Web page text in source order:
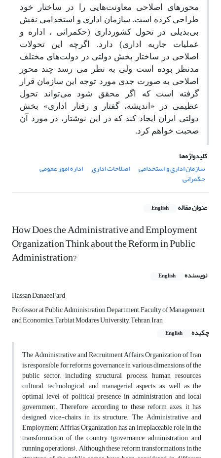
محورهای اصلاحی معاونت‌هایی را در ساختار خود
طراحی کرده است. سازمان اداری و استخدامی نقش
بی‌بدیلی در تحول کشورداری (حکمرانی ، اداره و
عملیات جاریه اداری) دارد. اگرچه این تحولات
اصلاحی در ساختار بخش دولتی در دولت‌های مختلف
مدنظر بوده است ولی به نظر می رسد چند محور
اصلاحی به صورت جدی مورد توجه این سازمان قرار
گرفته است که اگر محقق شود می‌تواند تحول
عظیمی در «اندیشه، گفتار و رفتار اداری» بخش
دولتی ایران ایجاد کند که در این نوشتار، در مورد آن
صحبت خواهم کرد.
کلیدواژه‌ها
سازمان اداری و استخدامی
اصلاحات اداری اداره امور عمومی
حکمرانی
عنوان مقاله English
How Does the Administrative and Employment
Organization Think about the Reform in Public
Administration?
نویسنده English
Hassan DanaeeFard
Professor at Public Administration Department, Faculty of Management
and Economics, Tarbiat Modares University, Tehran, Iran
چکیده
English
The Administrative and Recruitment Affairs Organization of Iran
is responsible for reforms governance in various dimensions of the
public sector, including structural, process, human resources,
cultural, technological, and managerial aspects, as well as the
optimal level of political presence in administration and local
government. Therefore, according to these reform axes, it has
designed vice-chairs in its structure. The Administrative and
Employment Affrias Organization has an irreplaceable role in the
transformation of the country (governance, administration, and
running operations). Although these reform transformations in the